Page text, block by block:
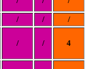
/ / /
/ / 4